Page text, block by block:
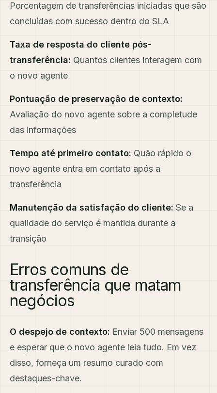
Porcentagem de transferências iniciadas que são
concluídas com sucesso dentro do SLA
Taxa de resposta do cliente pós-
transferência: Quantos clientes interagem com
o novo agente
Pontuação de preservação de contexto:
Avaliação do novo agente sobre a completude
das informações
Tempo até primeiro contato: Quão rápido o
novo agente entra em contato após a
transferência
Manutenção da satisfação do cliente: Se a
qualidade do serviço é mantida durante a
transição
Erros comuns de
transferência que matam
negócios
O despejo de contexto: Enviar 500 mensagens
e esperar que o novo agente leia tudo. Em vez
disso, forneça um resumo curado com
destaques-chave.